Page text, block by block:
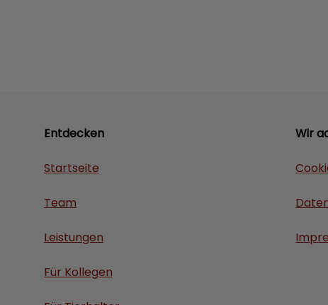
Entdecken
Startseite
Team
Leistungen
Für Kollegen
Wir